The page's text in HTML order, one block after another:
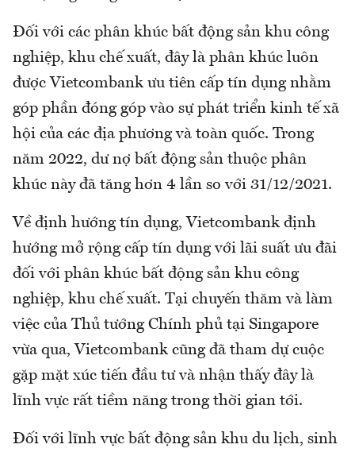
Đối với các phân khúc bất động sản khu công
nghiệp, khu chế xuất, đây là phân khúc luôn
được Vietcombank ưu tiên cấp tín dụng nhằm
góp phần đóng góp vào sự phát triển kinh tế xã
hội của các địa phương và toàn quốc. Trong
năm 2022, dư nợ bất động sản thuộc phân
khúc này đã tăng hơn 4 lần so với 31/12/2021.
Về định hướng tín dụng, Vietcombank định
hướng mở rộng cấp tín dụng với lãi suất ưu đãi
đối với phân khúc bất động sản khu công
nghiệp, khu chế xuất. Tại chuyến thăm và làm
việc của Thủ tướng Chính phủ tại Singapore
vừa qua, Vietcombank cũng đã tham dự cuộc
gặp mặt xúc tiến đầu tư và nhận thấy đây là
lĩnh vực rất tiềm năng trong thời gian tới.
Đối với lĩnh vực bất động sản khu du lịch, sinh